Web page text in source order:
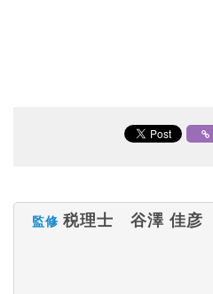
監修 税理士 谷澤 佳彦